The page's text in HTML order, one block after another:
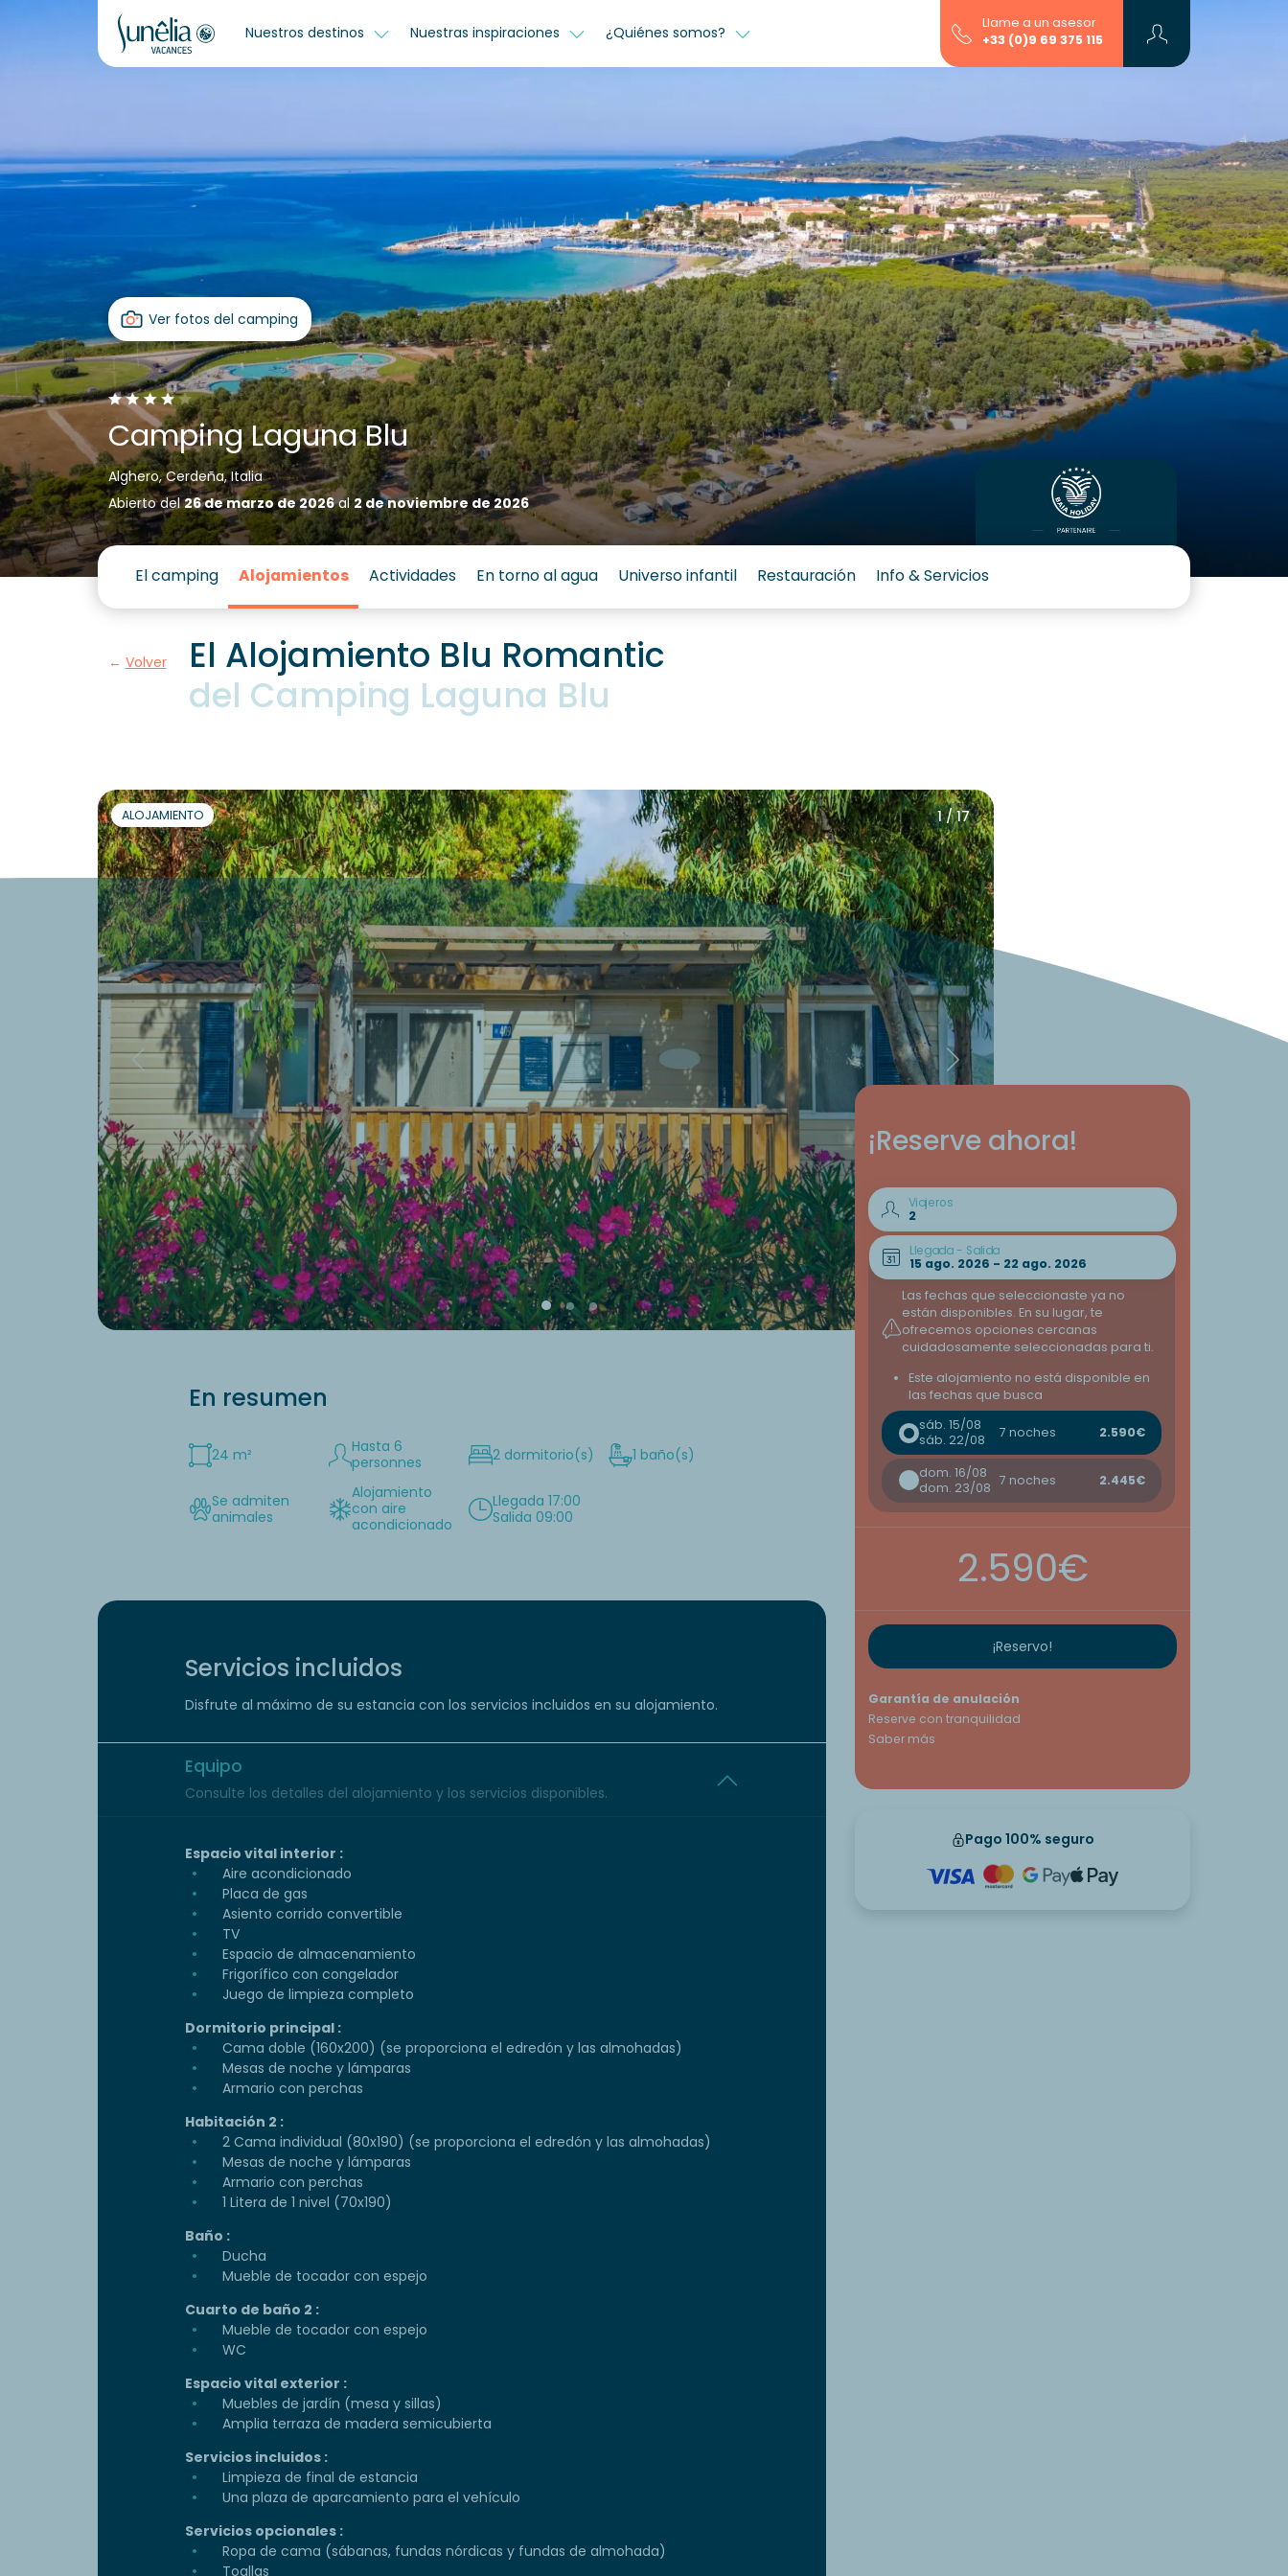
Nuestros destinos Nuestras inspiraciones ¿Quiénes somos?
Llame a un asesor
+33 (0)9 69 375 115
Ver fotos del camping
Camping Laguna Blu
Alghero, Cerdeña, Italia
Abierto del26 de marzo de 2026al2 de noviembre de 2026
El camping Alojamientos Actividades En torno al agua Universo infantil Restauración Info & Servicios
Volver
El Alojamiento Blu Romantic
del Camping Laguna Blu
¡Reserve ahora!
Viajeros
Llegada - Salida
Las fechas que seleccionaste ya no
están disponibles. En su lugar, te
ofrecemos opciones cercanas
cuidadosamente seleccionadas para ti.
Este alojamiento no está disponible en
las fechas que busca
sáb. 15/08
sáb. 22/08
7 noches 2.590€
dom. 16/08
dom. 23/08 7 noches 2.445€
2.590€
¡Reservo!
Garantía de anulación
Reserve con tranquilidad
Saber más
Pago 100% seguro
1 / 17
ALOJAMIENTO
En resumen
24 m²
Hasta 6
personnes
2 dormitorio(s) 1 baño(s)
Se admiten
animales
Alojamiento
con aire
acondicionado
Llegada 17:00
Salida 09:00
Servicios incluidos
Disfrute al máximo de su estancia con los servicios incluidos en su alojamiento.
Equipo
Consulte los detalles del alojamiento y los servicios disponibles.
Espacio vital interior :
Aire acondicionado
Placa de gas
Asiento corrido convertible
TV
Espacio de almacenamiento
Frigorífico con congelador
Juego de limpieza completo
Dormitorio principal :
Cama doble (160x200) (se proporciona el edredón y las almohadas)
Mesas de noche y lámparas
Armario con perchas
Habitación 2 :
2 Cama individual (80x190) (se proporciona el edredón y las almohadas)
Mesas de noche y lámparas
Armario con perchas
1 Litera de 1 nivel (70x190)
Baño :
Ducha
Mueble de tocador con espejo
Cuarto de baño 2 :
Mueble de tocador con espejo
WC
Espacio vital exterior :
Muebles de jardín (mesa y sillas)
Amplia terraza de madera semicubierta
Servicios incluidos :
Limpieza de final de estancia
Una plaza de aparcamiento para el vehículo
Servicios opcionales :
Ropa de cama (sábanas, fundas nórdicas y fundas de almohada)
Toallas